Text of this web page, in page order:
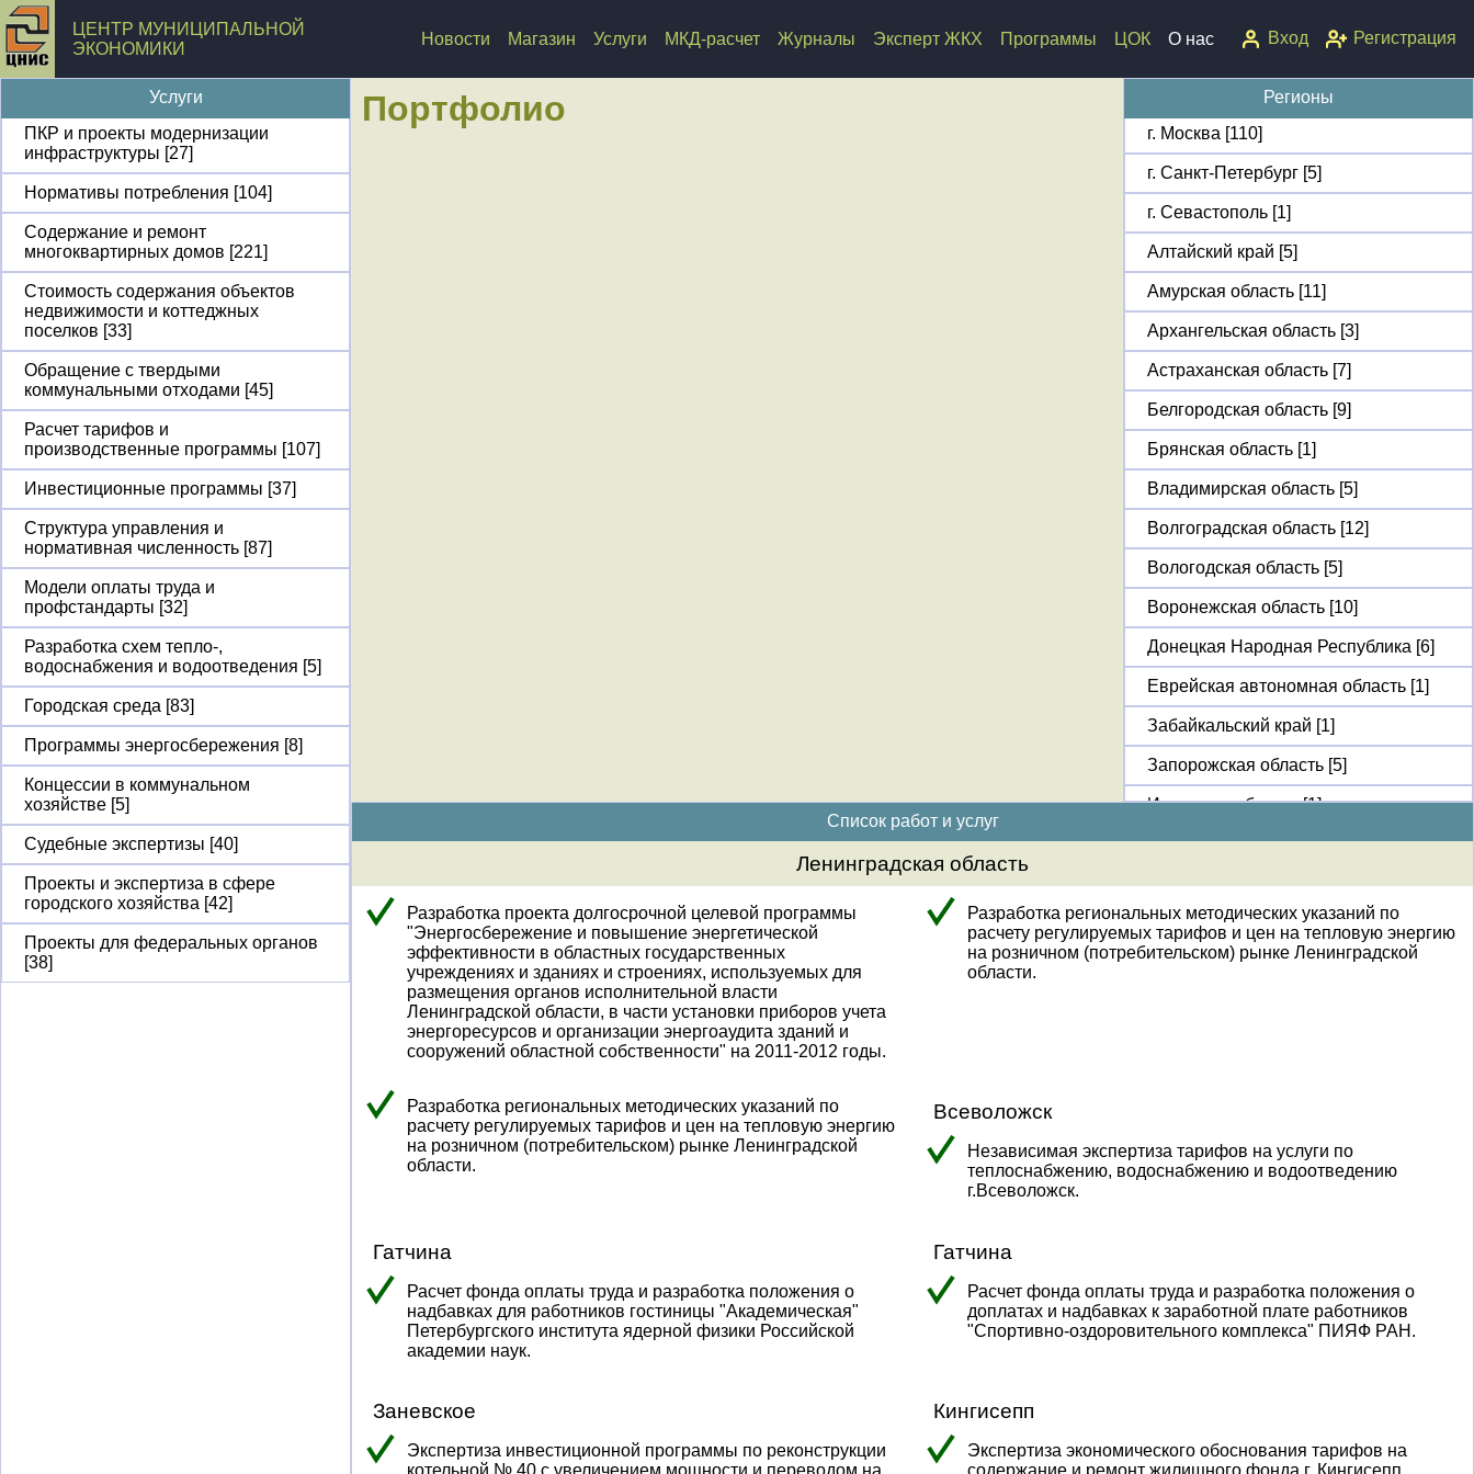
ЦЕНТР МУНИЦИПАЛЬНОЙ
ЭКОНОМИКИ
Новости Магазин Услуги МКД-расчет Журналы Эксперт ЖКХ Программы ЦОК О нас Вход Регистрация
Портфолио
Услуги
ПКР и проекты модернизации
инфраструктуры [27]
Нормативы потребления [104]
Содержание и ремонт
многоквартирных домов [221]
Стоимость содержания объектов
недвижимости и коттеджных
поселков [33]
Обращение с твердыми
коммунальными отходами [45]
Расчет тарифов и
производственные программы [107]
Инвестиционные программы [37]
Структура управления и
нормативная численность [87]
Модели оплаты труда и
профстандарты [32]
Разработка схем тепло-,
водоснабжения и водоотведения [5]
Городская среда [83]
Программы энергосбережения [8]
Концессии в коммунальном
хозяйстве [5]
Судебные экспертизы [40]
Проекты и экспертиза в сфере
городского хозяйства [42]
Проекты для федеральных органов
[38]
Регионы
г. Москва [110]
г. Санкт-Петербург [5]
г. Севастополь [1]
Алтайский край [5]
Амурская область [11]
Архангельская область [3]
Астраханская область [7]
Белгородская область [9]
Брянская область [1]
Владимирская область [5]
Волгоградская область [12]
Вологодская область [5]
Воронежская область [10]
Донецкая Народная Республика [6]
Еврейская автономная область [1]
Забайкальский край [1]
Запорожская область [5]
Иркутская область [1]
Калининградская область [7]
Калужская область [45]
Камчатский край [8]
Кемеровская область [2]
Курская область [5]
Магаданская область [12]
Список работ и услуг
Ленинградская область
Разработка проекта долгосрочной целевой программы
"Энергосбережение и повышение энергетической
эффективности в областных государственных
учреждениях и зданиях и строениях, используемых для
размещения органов исполнительной власти
Ленинградской области, в части установки приборов учета
энергоресурсов и организации энергоаудита зданий и
сооружений областной собственности" на 2011-2012 годы.
Разработка региональных методических указаний по
расчету регулируемых тарифов и цен на тепловую энергию
на розничном (потребительском) рынке Ленинградской
области.
Разработка региональных методических указаний по
расчету регулируемых тарифов и цен на тепловую энергию
на розничном (потребительском) рынке Ленинградской
области.
Всеволожск
Независимая экспертиза тарифов на услуги по
теплоснабжению, водоснабжению и водоотведению
г.Всеволожск.
Гатчина
Расчет фонда оплаты труда и разработка положения о
надбавках для работников гостиницы "Академическая"
Петербургского института ядерной физики Российской
академии наук.
Гатчина
Расчет фонда оплаты труда и разработка положения о
доплатах и надбавках к заработной плате работников
"Спортивно-оздоровительного комплекса" ПИЯФ РАН.
Заневское
Экспертиза инвестиционной программы по реконструкции
котельной № 40 с увеличением мощности и переводом на
Кингисепп
Экспертиза экономического обоснования тарифов на
содержание и ремонт жилищного фонда г. Кингисепп.